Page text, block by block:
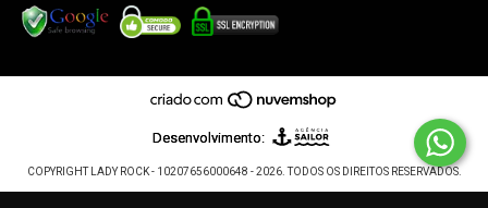
Desenvolvimento:
COPYRIGHT LADY ROCK - 10207656000648 - 2026. TODOS OS DIREITOS RESERVADOS.